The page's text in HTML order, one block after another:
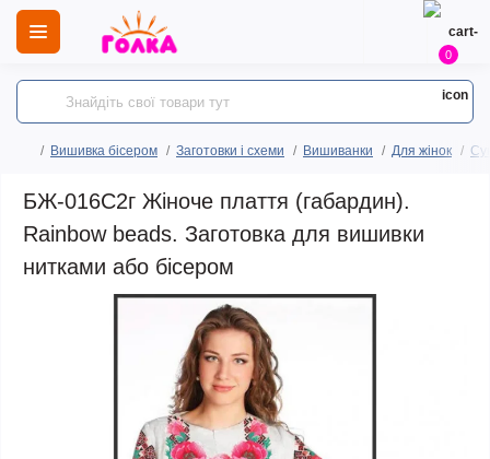
0
Вишивка бісером Заготовки і схеми Вишиванки Для жінок
БЖ-016С2г Жіноче плаття (габардин).
Rainbow beads. Заготовка для вишивки
нитками або бісером